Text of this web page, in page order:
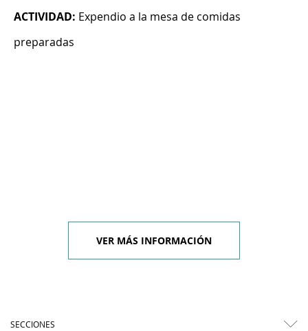
ACTIVIDAD: Expendio a la mesa de comidas
preparadas
VER MÁS INFORMACIÓN
SECCIONES